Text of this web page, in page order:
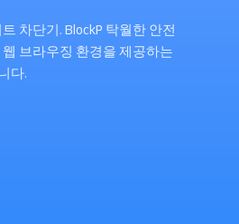
차단기. BlockP 탁월한 안전
브라우징 환경을 제공하는
다.